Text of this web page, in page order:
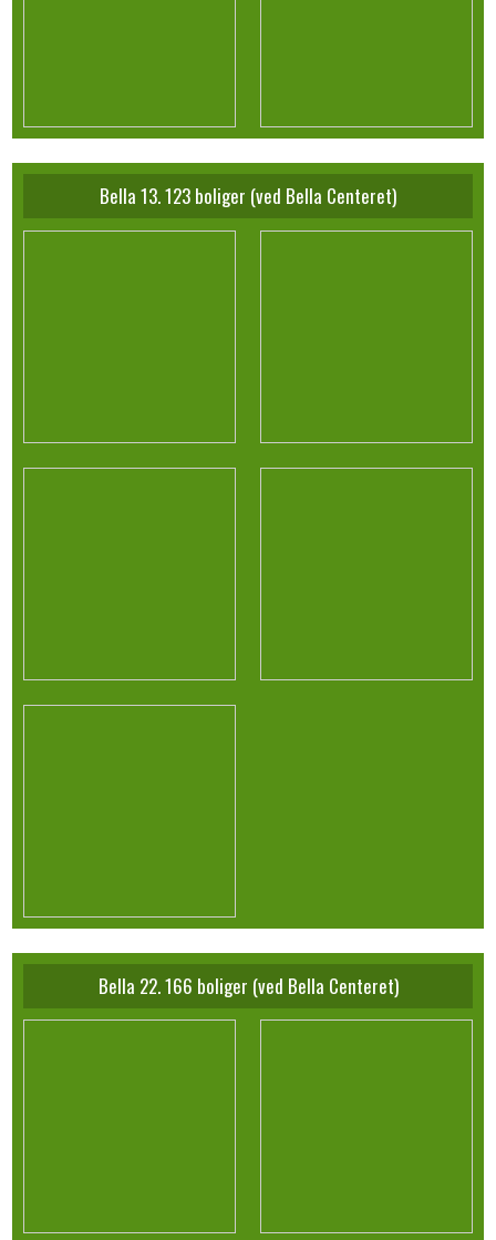
Bella 13. 123 boliger (ved Bella Centeret)
Bella 22. 166 boliger (ved Bella Centeret)